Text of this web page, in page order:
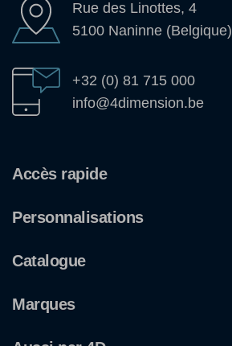
Rue des Linottes, 4
5100 Naninne (Belgique)
+32 (0) 81 715 000
info@4dimension.be
Accès rapide
Personnalisations
Catalogue
Marques